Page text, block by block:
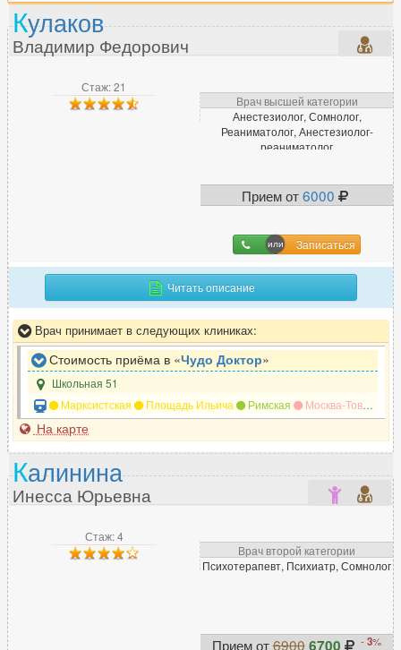
Стаж: 21
Врач высшей категории
Анестезиолог, Сомнолог,
Реаниматолог, Анестезиолог-
реаниматолог
Прием от6000
Записаться
Кулаков
Владимир Федорович
Читать описание
Врач принимает в следующих клиниках:
Стоимость приёма в «Чудо Доктор»
Школьная 51
Марксистская
Площадь Ильича Римская Москва-Товарная
На карте
Стаж: 4
Врач второй категории
Психотерапевт, Психиатр, Сомнолог
Прием от6900 6700 -3%
Калинина
Инесса Юрьевна